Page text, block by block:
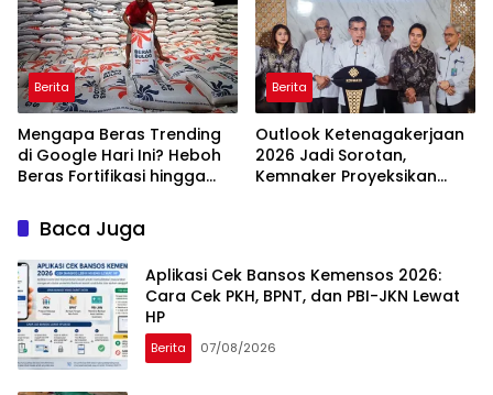
Berita
Mengapa Beras Trending
di Google Hari Ini? Heboh
Beras Fortifikasi hingga
Berita
Outlook Ketenagakerjaan
2026 Jadi Sorotan,
Kemnaker Proyeksikan
Baca Juga
Aplikasi Cek Bansos Kemensos 2026:
Cara Cek PKH, BPNT, dan PBI-JKN Lewat
HP
Berita 07/08/2026